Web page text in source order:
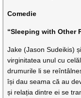
Comedie
“Sleeping with Other
Jake (Jason Sudeikis)
virginitatea unul cu
drumurile li se
își dau seama că au
și relația dintre ei se